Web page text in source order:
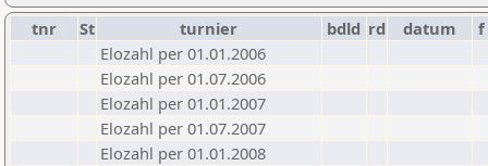
tnr St turnier bdld rd datum
f
Elozahl per 01.01.2006
Elozahl per 01.07.2006
Elozahl per 01.01.2007
Elozahl per 01.07.2007
Elozahl per 01.01.2008